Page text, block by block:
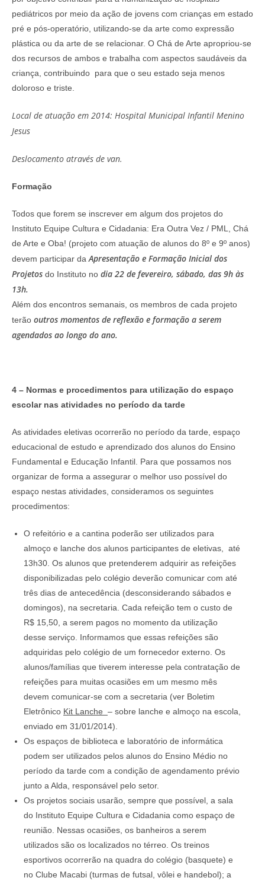
pediátricos por meio da ação de jovens com crianças em estado
pré e pós-operatório, utilizando-se da arte como expressão
plástica ou da arte de se relacionar. O Chá de Arte apropriou-se
dos recursos de ambos e trabalha com aspectos saudáveis da
criança, contribuindo para que o seu estado seja menos
doloroso e triste.
Local de atuação em 2014: Hospital Municipal Infantil Menino
Jesus
Deslocamento através de van.
Formação
Todos que forem se inscrever em algum dos projetos do
Instituto Equipe Cultura e Cidadania: Era Outra Vez / PML, Chá
de Arte e Oba! (projeto com atuação de alunos do 8º e 9º anos)
devem participar daApresentação e Formação Inicial dos
Projetos do Instituto no dia 22 de fevereiro, sábado, das 9h às
13h.
Além dos encontros semanais, os membros de cada projeto
terão outros momentos de reflexão e formação a serem
agendados ao longo do ano.
4 – Normas e procedimentos para utilização do espaço
escolar nas atividades no período da tarde
As atividades eletivas ocorrerão no período da tarde, espaço
educacional de estudo e aprendizado dos alunos do Ensino
Fundamental e Educação Infantil. Para que possamos nos
organizar de forma a assegurar o melhor uso possível do
espaço nestas atividades, consideramos os seguintes
procedimentos:
O refeitório e a cantina poderão ser utilizados para
almoço e lanche dos alunos participantes de eletivas, até
13h30. Os alunos que pretenderem adquirir as refeições
disponibilizadas pelo colégio deverão comunicar com até
três dias de antecedência (desconsiderando sábados e
domingos), na secretaria. Cada refeição tem o custo de
R$ 15,50, a serem pagos no momento da utilização
desse serviço. Informamos que essas refeições são
adquiridas pelo colégio de um fornecedor externo. Os
alunos/famílias que tiverem interesse pela contratação de
refeições para muitas ocasiões em um mesmo mês
devem comunicar-se com a secretaria (ver Boletim
Eletrônico Kit Lanche – sobre lanche e almoço na escola,
enviado em 31/01/2014).
Os espaços de biblioteca e laboratório de informática
podem ser utilizados pelos alunos do Ensino Médio no
período da tarde com a condição de agendamento prévio
junto a Alda, responsável pelo setor.
Os projetos sociais usarão, sempre que possível, a sala
do Instituto Equipe Cultura e Cidadania como espaço de
reunião. Nessas ocasiões, os banheiros a serem
utilizados são os localizados no térreo. Os treinos
esportivos ocorrerão na quadra do colégio (basquete) e
no Clube Macabi (turmas de futsal, vôlei e handebol); a